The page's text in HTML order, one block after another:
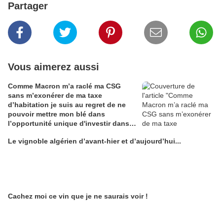
Partager
Vous aimerez aussi
Comme Macron m’a raclé ma CSG
sans m’exonérer de ma taxe
d’habitation je suis au regret de ne
pouvoir mettre mon blé dans
l’opportunité unique d'investir dans
Alain Edouard
Le vignoble algérien d’avant-hier et d’aujourd’hui...
Cachez moi ce vin que je ne saurais voir !